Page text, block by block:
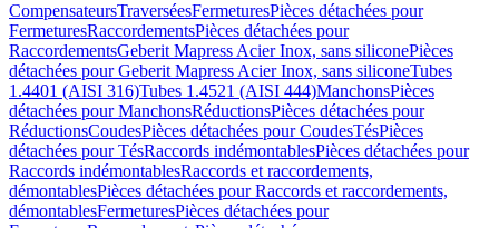
CompensateursTraverséesFermeturesPièces détachées pour
FermeturesRaccordementsPièces détachées pour
RaccordementsGeberit Mapress Acier Inox, sans siliconePièces
détachées pour Geberit Mapress Acier Inox, sans siliconeTubes
1.4401 (AISI 316)Tubes 1.4521 (AISI 444)ManchonsPièces
détachées pour ManchonsRéductionsPièces détachées pour
RéductionsCoudesPièces détachées pour CoudesTésPièces
détachées pour TésRaccords indémontablesPièces détachées pour
Raccords indémontablesRaccords et raccordements,
démontablesPièces détachées pour Raccords et raccordements,
démontablesFermeturesPièces détachées pour